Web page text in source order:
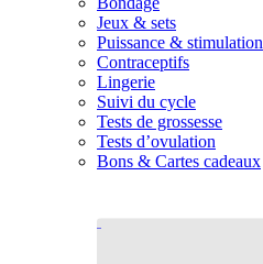
Jeux & sets
Puissance & stimulation
Contraceptifs
Lingerie
Suivi du cycle
Tests de grossesse
Tests d’ovulation
Bons & Cartes cadeaux